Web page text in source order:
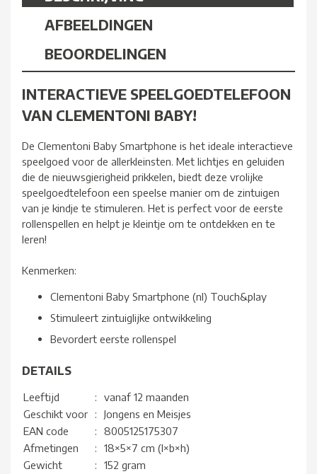
AFBEELDINGEN
BEOORDELINGEN
INTERACTIEVE SPEELGOEDTELEFOON
VAN CLEMENTONI BABY!
De Clementoni Baby Smartphone is het ideale interactieve
speelgoed voor de allerkleinsten. Met lichtjes en geluiden
die de nieuwsgierigheid prikkelen, biedt deze vrolijke
speelgoedtelefoon een speelse manier om de zintuigen
van je kindje te stimuleren. Het is perfect voor de eerste
rollenspellen en helpt je kleintje om te ontdekken en te
leren!
Kenmerken:
Clementoni Baby Smartphone (nl) Touch&play
Stimuleert zintuiglijke ontwikkeling
Bevordert eerste rollenspel
DETAILS
Leeftijd :
vanaf 12 maanden
Geschikt voor
:
Jongens en Meisjes
EAN code
:
8005125175307
Afmetingen
:
18×5×7 cm (l×b×h)
Gewicht
:
152 gram